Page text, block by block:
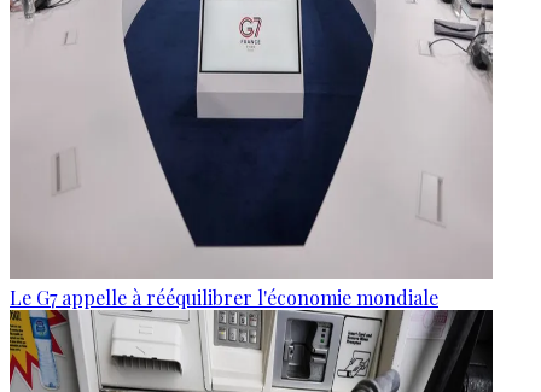
Le G7 appelle à rééquilibrer l'économie mondiale